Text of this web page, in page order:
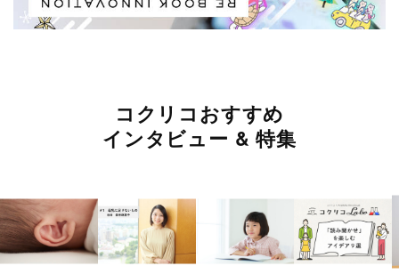
コクリコおすすめ
インタビュー & 特集